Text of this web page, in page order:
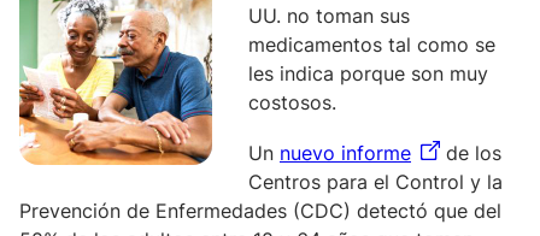
UU. no toman sus
medicamentos tal como se
les indica porque son muy
costosos.
Un nuevo informe
de los
Centros para el Control y la
Prevención de Enfermedades (CDC) detectó que del